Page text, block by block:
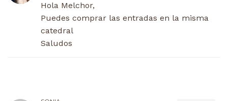
Hola Melchor,
Puedes comprar las entradas en la misma
catedral
Saludos